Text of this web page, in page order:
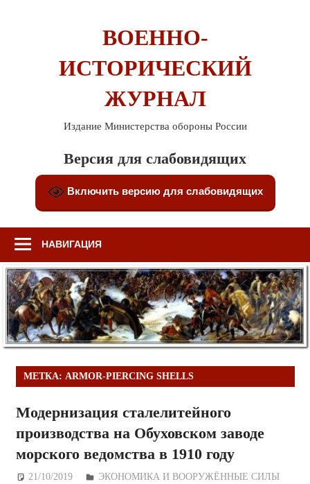
ВОЕННО-
ИСТОРИЧЕСКИЙ
ЖУРНАЛ
Издание Министерства обороны России
Версия для слабовидящих
Включить версию для слабовидящих
НАВИГАЦИЯ
МЕТКА: ARMOR-PIERCING SHELLS
Модернизация сталелитейного
производства на Обуховском заводе
морского ведомства в 1910 году
21/10/2019 Дежурный по Редакции
ЭКОНОМИКА И ВООРУЖЁННЫЕ СИЛЫ